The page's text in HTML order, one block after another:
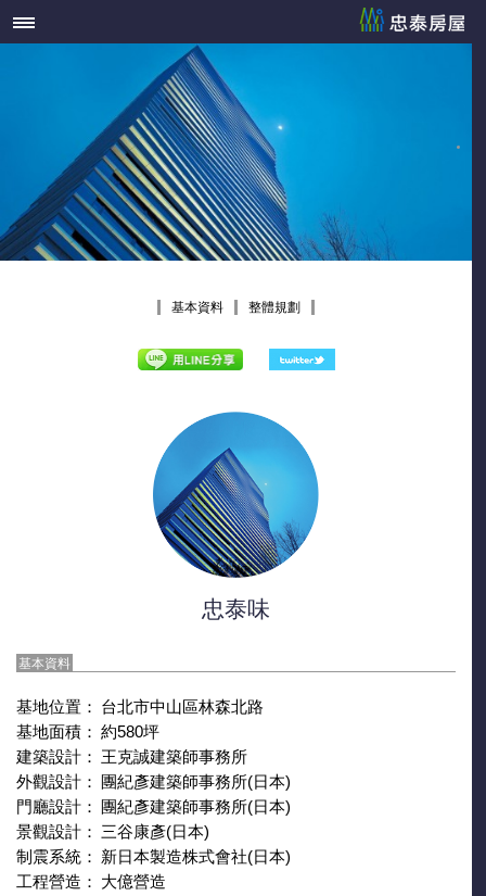
基本資料 整體規劃
忠泰味
基本資料
基地位置： 台北市中山區林森北路
基地面積： 約580坪
建築設計： 王克誠建築師事務所
外觀設計：
團紀彥建築師事務所(日本)
門廳設計：
團紀彥建築師事務所(日本)
景觀設計： 三谷康彥(日本)
制震系統： 新日本製造株式會社(日本)
工程營造： 大億營造